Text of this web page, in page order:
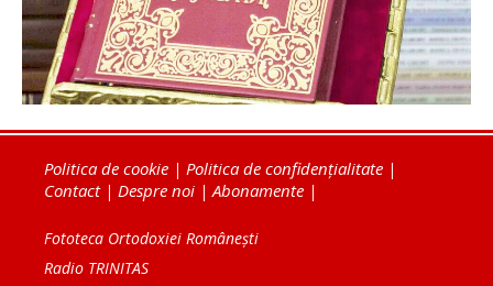
Politica de cookie | Politica de confidențialitate |
Contact| Despre noi |Abonamente |
Fototeca Ortodoxiei Românești
Radio TRINITAS